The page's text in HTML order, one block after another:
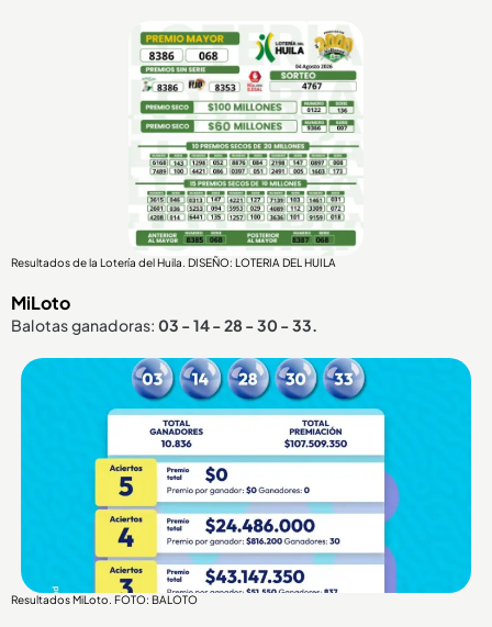
Resultados de la Lotería del Huila. DISEÑO: LOTERIA DEL HUILA
MiLoto
Balotas ganadoras: 03 - 14 - 28 - 30 - 33.
Resultados MiLoto. FOTO: BALOTO